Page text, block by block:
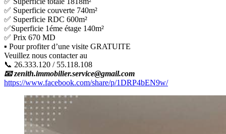
✅ Superficie couverte 740m²
✅ Superficie RDC 600m²
✅️Superficie 1éme étage 140m²
✅ Prix 670 MD
▪ Pour profiter d’une visite GRATUITE
Veuillez nous contacter au
📞 26.333.120 / 55.118.108
📧 zenith.immobilier.service@gmail.com
https://www.facebook.com/share/p/1DRP4bEN9w/